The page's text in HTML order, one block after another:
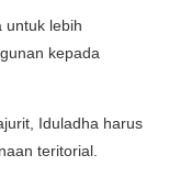
untuk lebih
kepada
Iduladha harus
teritorial.